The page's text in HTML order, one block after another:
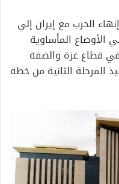
الحرب مع إيران إلي
الأوضاع المأساوية
في قطاع غزة والضفة
المرحلة الثانية من خطة